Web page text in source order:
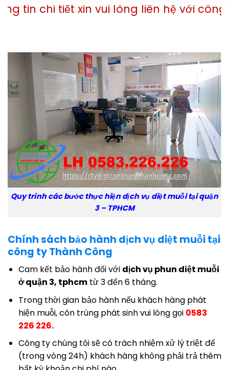
vui lòng liên hệ với công ty theo số
Quy trình các bước thực hiện dịch vụ diệt muỗi tại quận
3 – TPHCM
Chính sách bảo hành dịch vụ diệt muỗi tại
công ty Thành Công
Cam kết bảo hành đối với dịch vụ phun diệt muỗi
ở quận 3, tphcmtừ 3 đến 6 tháng.
Trong thời gian bảo hành nếu khách hàng phát
hiện muỗi, côn trùng phát sinh vui lòng gọi 0583
226 226.
Công ty chúng tôi sẽ có trách nhiệm xử lý triệt để
(trong vòng 24h) khách hàng không phải trả thêm